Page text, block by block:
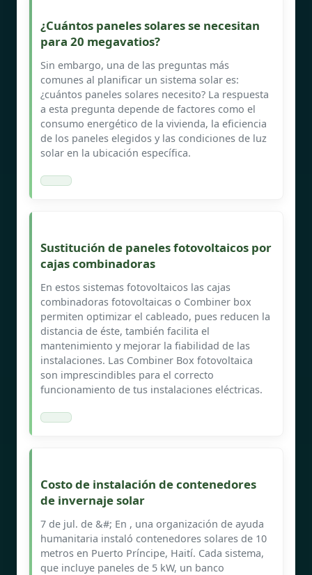
¿Cuántos paneles solares se necesitan
para 20 megavatios?
Sin embargo, una de las preguntas más
comunes al planificar un sistema solar es:
¿cuántos paneles solares necesito? La respuesta
a esta pregunta depende de factores como el
consumo energético de la vivienda, la eficiencia
de los paneles elegidos y las condiciones de luz
solar en la ubicación específica.
Sustitución de paneles fotovoltaicos por
cajas combinadoras
En estos sistemas fotovoltaicos las cajas
combinadoras fotovoltaicas o Combiner box
permiten optimizar el cableado, pues reducen la
distancia de éste, también facilita el
mantenimiento y mejorar la fiabilidad de las
instalaciones. Las Combiner Box fotovoltaica
son imprescindibles para el correcto
funcionamiento de tus instalaciones eléctricas.
Costo de instalación de contenedores
de invernaje solar
7 de jul. de &#; En , una organización de ayuda
humanitaria instaló contenedores solares de 10
metros en Puerto Príncipe, Haití. Cada sistema,
que incluye paneles de 5 kW, un banco